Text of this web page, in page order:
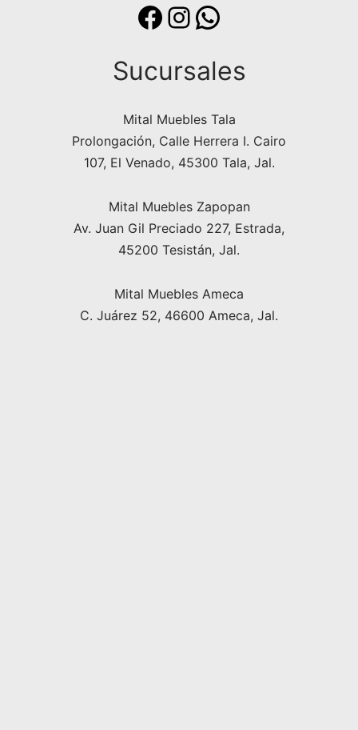
Sucursales
Mital Muebles Tala
Prolongación, Calle Herrera I. Cairo
107, El Venado, 45300 Tala, Jal.
Mital Muebles Zapopan
Av. Juan Gil Preciado 227, Estrada,
45200 Tesistán, Jal.
Mital Muebles Ameca
C. Juárez 52, 46600 Ameca, Jal.